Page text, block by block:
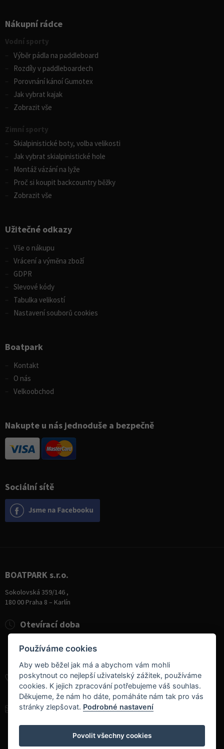
Sociální sítě
Nákupní rádce
Vodní sporty
Výběr pádla na paddleboard
Rozdíly v paddleboardech
Porovnání kánoí Gumotex
Jak vybrat kajak
Zobrazit vše
Zimní sporty
Skialpinistické boty, volba velikosti
Jak vybrat skialpinistické hole
Montáž vázání na lyže
Proč si koupit backcountry běžky
Zobrazit vše
Užitečné odkazy
Vše o nákupu
Vrácení a výměna zboží
GDPR
Slevové kódy
Tabulka velikostí
Nastavení souborů cookies
Boatpark
Kontakt
O nás
Velkoobchod
Nakupte u nás jednoduše a bezpečně
BOATPARK s.r.o.
Sokolovská 359/146 ,
180 00 Praha 8 – Karlín
+420 284 826 787
+420 604 728 042
info@boatpark.cz
Otevírací doba
Úterý - Pátek
10:00 - 19:00
Sobota
9:00 - 14:00
Používáme cookies
Aby web běžel jak má a abychom vám mohli
poskytnout co nejlepší uživatelský zážitek, používáme
cookies. K jejich zpracování potřebujeme váš souhlas.
Děkujeme, že nám ho dáte, pomáháte nám tak pro vás
stránky zlepšovat. Podrobné nastavení
Povolit všechny cookies